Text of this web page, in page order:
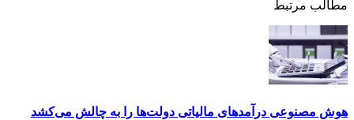
مطالب مرتبط
هوش مصنوعی درآمدهای مالیاتی دولت‌ها را به چالش می‌کشد